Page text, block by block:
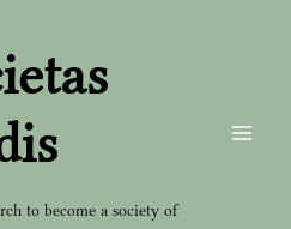
to become a society of